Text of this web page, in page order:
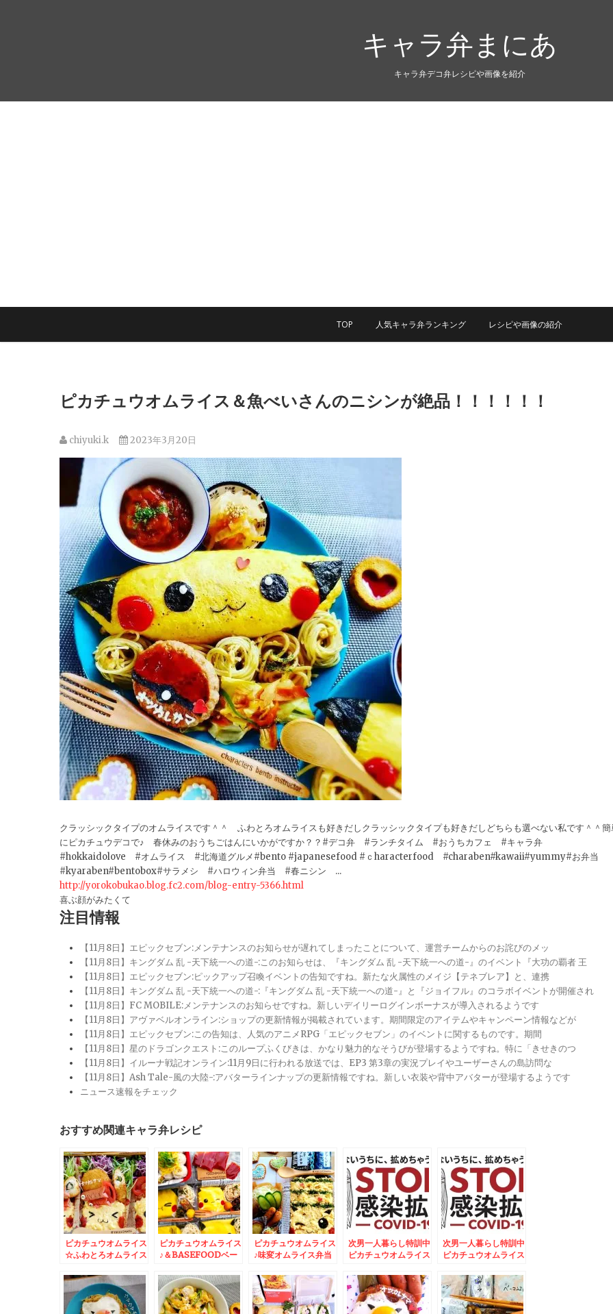
キャラ弁まにあ
キャラ弁デコ弁レシピや画像を紹介
TOP 人気キャラ弁ランキング レシピや画像の紹介
ピカチュウオムライス＆魚べいさんのニシンが絶品！！！！！！
chiyuki.k 2023年3月20日
クラッシックタイプのオムライスです＾＾ ふわとろオムライスも好きだしクラッシックタイプも好きだしどちらも選べない私です＾＾簡
にピカチュウデコで♪ 春休みのおうちごはんにいかがですか？？#デコ弁 #ランチタイム #おうちカフェ #キャラ弁
#hokkaidolove #オムライス #北海道グルメ#bento #japanesefood #ｃharacterfood #charaben#kawaii#yummy#お弁当
#kyaraben#bentobox#サラメシ #ハロウィン弁当 #春ニシン ...
http://yorokobukao.blog.fc2.com/blog-entry-5366.html
喜ぶ顔がみたくて
注目情報
【11月8日】エピックセブン:メンテナンスのお知らせが遅れてしまったことについて、運営チームからのお詫びのメッ
【11月8日】キングダム 乱 -天下統一への道-:このお知らせは、『キングダム 乱 -天下統一への道-』のイベント『大功の覇者 王
【11月8日】エピックセブン:ピックアップ召喚イベントの告知ですね。新たな火属性のメイジ【テネブレア】と、連携
【11月8日】キングダム 乱 -天下統一への道-:『キングダム 乱 -天下統一への道-』と『ジョイフル』のコラボイベントが開催され
【11月8日】FC MOBILE:メンテナンスのお知らせですね。新しいデイリーログインボーナスが導入されるようです
【11月8日】アヴァベルオンライン:ショップの更新情報が掲載されています。期間限定のアイテムやキャンペーン情報などが
【11月8日】エピックセブン:この告知は、人気のアニメRPG「エピックセブン」のイベントに関するものです。期間
【11月8日】星のドラゴンクエスト:このループふくびきは、かなり魅力的なそうびが登場するようですね。特に「きせきのつ
【11月8日】イルーナ戦記オンライン:11月9日に行われる放送では、EP3 第3章の実況プレイやユーザーさんの島訪問な
【11月8日】Ash Tale-風の大陸-:アバターラインナップの更新情報ですね。新しい衣装や背中アバターが登場するようです
ニュース速報をチェック
おすすめ関連キャラ弁レシピ
ピカチュウオムライス
☆ふわとろオムライス
ピカチュウオムライス
♪＆BASEFOODベー
クッキーと麺♪便利よ
～＾＾
ピカチュウオムライス
♪味変オムライス弁当
商 古典家」さんの日
替わりランチ♪
次男一人暮らし特訓中
ピカチュウオムライス
次男一人暮らし特訓中
ピカチュウオムライス